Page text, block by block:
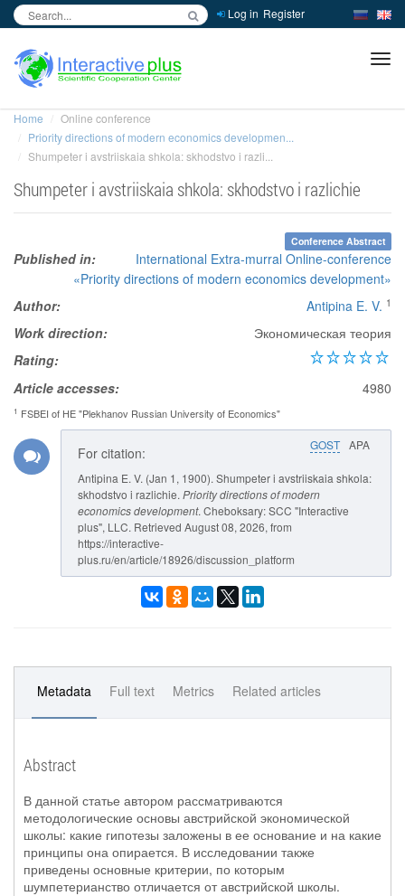
Log in Register
Home
Online conference
Priority directions of modern economics developmen...
Shumpeter i avstriiskaia shkola: skhodstvo i razli...
Shumpeter i avstriiskaia shkola: skhodstvo i razlichie
Conference Abstract
Published in:
International Extra-murral Online-conference
«Priority directions of modern economics development»
Author:
Antipina E. V. 1
Work direction:
Экономическая теория
Rating:
Article accesses:
4980
1 FSBEI of HE "Plekhanov Russian University of Economics"
GOST APA
For citation:
Antipina E. V. (Jan 1, 1900). Shumpeter i avstriiskaia shkola:
skhodstvo i razlichie. Priority directions of modern
economics development. Cheboksary: SCC "Interactive
plus", LLC. Retrieved August 08, 2026, from
https://interactive-
plus.ru/en/article/18926/discussion_platform
Metadata Full text Metrics Related articles
Abstract
В данной статье автором рассматриваются
методологические основы австрийской экономической
школы: какие гипотезы заложены в ее основание и на какие
принципы она опирается. В исследовании также
приведены основные критерии, по которым
шумпетерианство отличается от австрийской школы.